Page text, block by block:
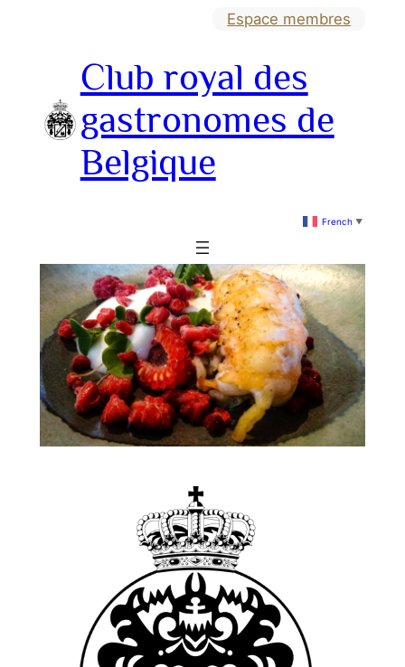
Espace membres
Club royal des
gastronomes de
Belgique
French ▼